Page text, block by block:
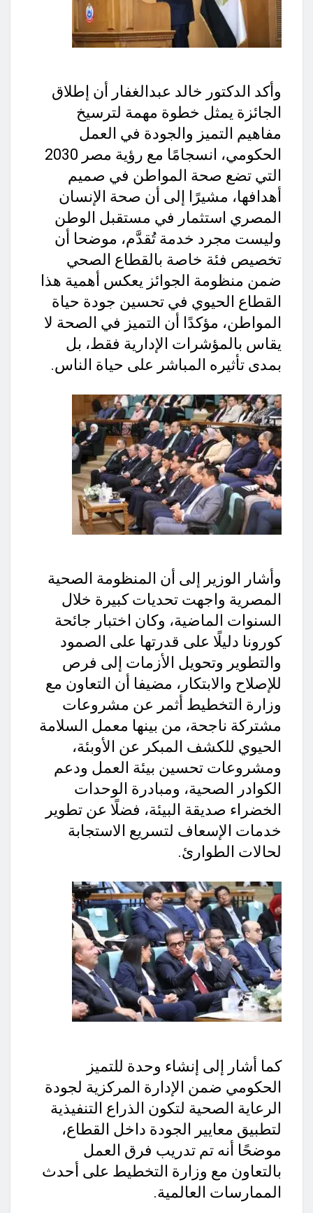
وأكد الدكتور خالد عبدالغفار أن إطلاق
الجائزة يمثل خطوة مهمة لترسيخ
مفاهيم التميز والجودة في العمل
الحكومي، انسجامًا مع رؤية مصر 2030
التي تضع صحة المواطن في صميم
أهدافها، مشيرًا إلى أن صحة الإنسان
المصري استثمار في مستقبل الوطن
وليست مجرد خدمة تُقدَّم، موضحا أن
تخصيص فئة خاصة بالقطاع الصحي
ضمن منظومة الجوائز يعكس أهمية هذا
القطاع الحيوي في تحسين جودة حياة
المواطن، مؤكدًا أن التميز في الصحة لا
يقاس بالمؤشرات الإدارية فقط، بل
بمدى تأثيره المباشر على حياة الناس.
وأشار الوزير إلى أن المنظومة الصحية
المصرية واجهت تحديات كبيرة خلال
السنوات الماضية، وكان اختبار جائحة
كورونا دليلًا على قدرتها على الصمود
والتطوير وتحويل الأزمات إلى فرص
للإصلاح والابتكار، مضيفا أن التعاون مع
وزارة التخطيط أثمر عن مشروعات
مشتركة ناجحة، من بينها معمل السلامة
الحيوي للكشف المبكر عن الأوبئة،
ومشروعات تحسين بيئة العمل ودعم
الكوادر الصحية، ومبادرة الوحدات
الخضراء صديقة البيئة، فضلًا عن تطوير
خدمات الإسعاف لتسريع الاستجابة
لحالات الطوارئ.
كما أشار إلى إنشاء وحدة للتميز
الحكومي ضمن الإدارة المركزية لجودة
الرعاية الصحية لتكون الذراع التنفيذية
لتطبيق معايير الجودة داخل القطاع،
موضحًا أنه تم تدريب فرق العمل
بالتعاون مع وزارة التخطيط على أحدث
الممارسات العالمية.